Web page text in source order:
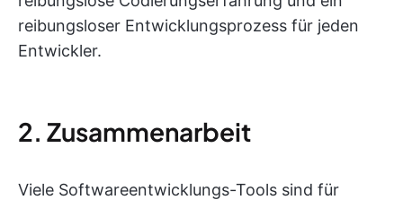
reibungsloser Entwicklungsprozess für jeden
Entwickler.
2. Zusammenarbeit
Viele Softwareentwicklungs-Tools sind für